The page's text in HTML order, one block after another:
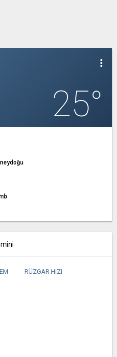
more_vert
25°
RÜZGAR HIZI